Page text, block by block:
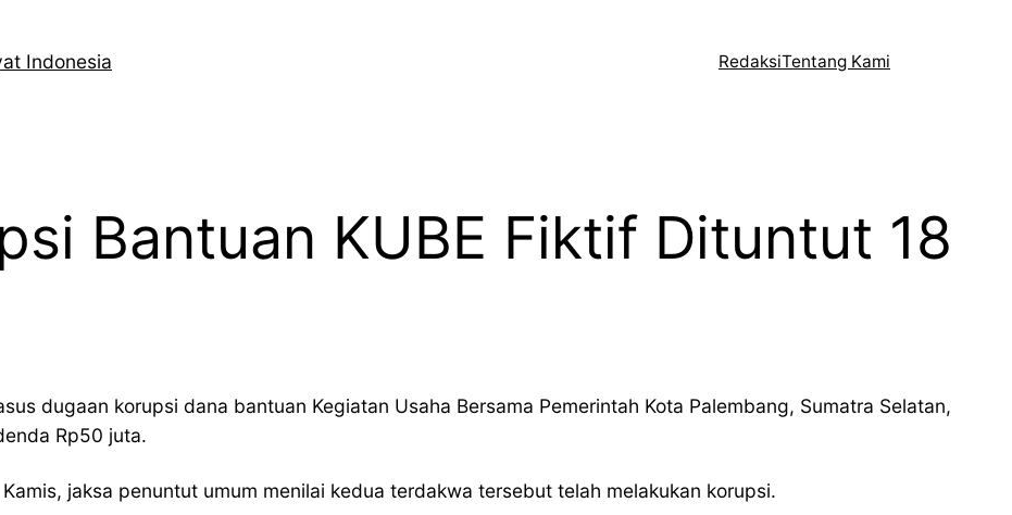
Indonesia RedaksiTentang Kami
Bantuan KUBE Fiktif Dituntut 18
dugaan korupsi dana bantuan Kegiatan Usaha Bersama Pemerintah Kota Palembang, Sumatra Selatan,
Rp50 juta.
jaksa penuntut umum menilai kedua terdakwa tersebut telah melakukan korupsi.